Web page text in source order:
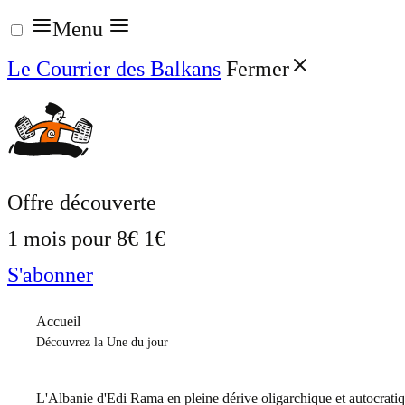
Aller
au
contenu
Menu
Le Courrier des Balkans Fermer
Offre découverte
1 mois pour 8€ 1€
S'abonner
Accueil
Découvrez la Une du jour
L'Albanie d'Edi Rama en pleine dérive oligarchique et